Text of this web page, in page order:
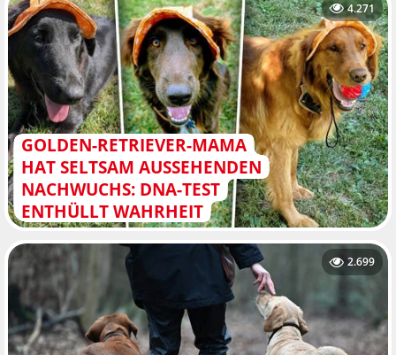
GOLDEN-RETRIEVER-MAMA
HAT SELTSAM AUSSEHENDEN
NACHWUCHS: DNA-TEST
ENTHÜLLT WAHRHEIT
4.271
2.699